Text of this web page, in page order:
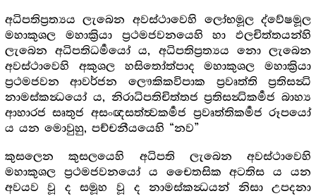
අධිපතිප්‍රත්‍යය ලැබෙන අවස්ථාවෙහි ලෝභමූල ද්වේෂමූල
මහාකුශල මහාක්‍රියා ප්‍රථමජවනයෙහි හා ඵලචිත්තයන්හි
ලැබෙන අධිපතිධර්‍මයෝ ය, අධිපතිප්‍රත්‍යය නො ලැබෙන
අවස්ථාවෙහි අකුශල හසිතෝත්පාද මහාකුශල මහාක්‍රියා
ප්‍රථමජවන ආවර්ජන ලෞකිකවිපාක ප්‍රවෘත්ති ප්‍රතිසන්‍ධි
නාමස්කන්‍ධයෝ ය, නිරාධිපතිචිත්තජ ප්‍රතිසන්‍ධිකර්‍මජ බාහ්‍ය
ආහාරජ සෘතුජ අසංඥසත්ත්‍වකර්‍මජ ප්‍රවෘත්තිකර්‍මජ රූපයෝ
ය යන මොවුහු, පච්චනීයයෙහි “නව”
කුසලෙන කුසලයෙහි අධිපති ලැබෙන අවස්ථාවෙහි
මහාකුශල ප්‍රථමජවනයෝ ය චෛතසික අටතිස ය යන
අවයව වූ ද සමූහ වූ ද නාමස්කන්‍ධයන් නිසා උපදනා